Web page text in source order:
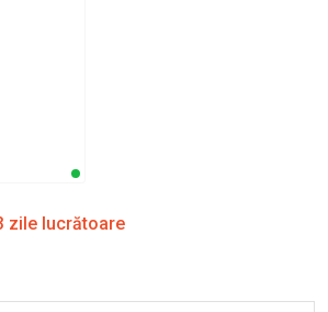
zile lucrătoare